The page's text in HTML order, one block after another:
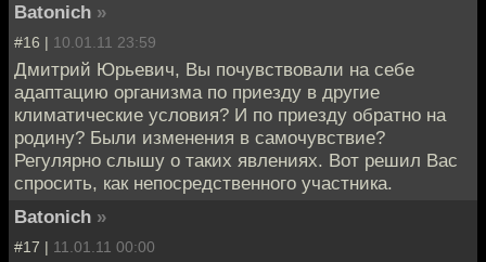
Batonich »
#16 | 10.01.11 23:59
Дмитрий Юрьевич, Вы почувствовали на себе
адаптацию организма по приезду в другие
климатические условия? И по приезду обратно на
родину? Были изменения в самочувствие?
Регулярно слышу о таких явлениях. Вот решил Вас
спросить, как непосредственного участника.
Batonich »
#17 | 11.01.11 00:00